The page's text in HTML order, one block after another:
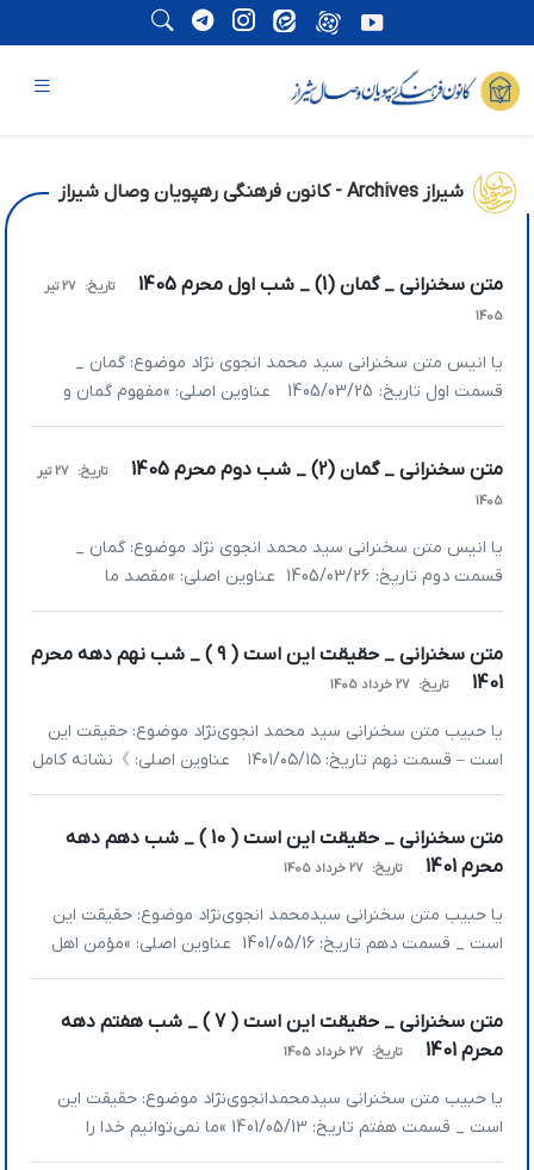
شیراز Archives - کانون فرهنگی رهپویان وصال شیراز
متن سخنرانی _ گمان (1) _ شب اول محرم 1405 تاریخ:
27 تیر
1405
یا انیس متن سخنرانی سید محمد انجوی نژاد موضوع: گمان _
قسمت اول تاریخ: 1405/03/25 عناوین اصلی: »مفهوم گمان و
خطر تصمیم‌گیری بدون یقین »اهمیت سکوت در لحظات هیجانی
و پرهیز از اختلاف داخلی »هشدار درباره جنگ روانی و عملیات
رسانه‌ای […]
متن سخنرانی _ گمان (2) _ شب دوم محرم 1405 تاریخ:
27 تیر
1405
یا انیس متن سخنرانی سید محمد انجوی نژاد موضوع: گمان _
قسمت دوم تاریخ: 1405/03/26 عناوین اصلی: »مقصد ما
جاودانگیست »آیا خدا موظف است هر خواسته ما را اجابت کند؟
»زیارت اهل قبور و شکستن توهمات دنیامحور »تفاوت شکست و
پیروزی در نگاه خدا […]
متن سخنرانی _ حقیقت این است ( 9 ) _ شب نهم دهه محرم
1401
تاریخ: 27 خرداد 1405
یا حبیب متن سخنرانی سید محمد انجوی‌نژاد موضوع: حقیقت این
است – قسمت نهم تاریخ: ۱۴۰۱/۰۵/۱۵ عناوین اصلی: 》نشانه کامل
عشق حقیقی چیست؟ 》اگر می‌خواهید زندگی شیرین شود باید
عدالت‌جویی است 》نشانه کامل عشق حقیقی چیست؟ در جلسات
اول راجع‌به حقیقتِ مزرعه […]
متن سخنرانی _ حقیقت این است ( 10 ) _ شب دهم دهه
محرم 1401
تاریخ: 27 خرداد 1405
یا حبیب متن سخنرانی سیدمحمد انجوی‌نژاد موضوع: حقیقت این
است _ قسمت دهم تاریخ: 1401/05/16 عناوین اصلی: »مؤمن اهل
اعتدال است »اعتدال در سبک زندگی »اعتدال در ارتباط با دیگران
بحران‌هاست »عزت مداری و فضای مجازی »مؤمن اهل اعتدال
است در بحث […]
متن سخنرانی _ حقیقت این است ( 7 ) _ شب هفتم دهه
محرم 1401
تاریخ: 27 خرداد 1405
یا حبیب متن سخنرانی سیدمحمدانجوی‌نژاد موضوع: حقیقت این
است _ قسمت هفتم تاریخ: 1401/05/13 »ما نمی‌توانیم خدا را
بشناسیم چون خدا بی‌نهایت است »انواع معرفی خدا در ادیان الهی